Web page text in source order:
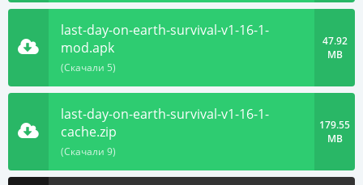
last-day-on-earth-survival-v1-16-1-
mod.apk
(Скачали 5)
47.92
MB
last-day-on-earth-survival-v1-16-1-
cache.zip
(Скачали 9)
179.55
MB